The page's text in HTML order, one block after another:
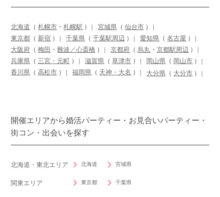
北海道 （札幌市 ・札幌駅 ） 宮城県 （仙台市 ）
東京都 （ 新宿 ） 千葉県 （千葉駅周辺 ） 愛知県 （名古屋 ）
大阪府 （梅田 ・難波／心斎橋 ） 京都府 （烏丸 ・京都駅周辺 ）
兵庫県 （三宮・元町 ） 滋賀県 （草津市 ） 岡山県 （ 岡山市 ）
香川県 （ 高松市 ） 福岡県 （ 天神・大名 ） 大分県 （ 大分市 ）
開催エリアから婚活パーティー・お見合いパーティー・
街コン・出会いを探す
北海道・東北エリア 北海道 宮城県
関東エリア 東京都 千葉県